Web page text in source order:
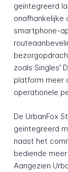
geïntegreerd
smartphone-
zoals Singles'
platform meer
operationele
De UrbanFox
geïntegreerd
naast het
bediende
Aangezien